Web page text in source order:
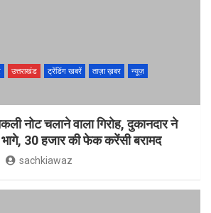
उत्तराखंड ट्रेंडिंग खबरें ताज़ा ख़बर
न्यूज़
नोट चलाने वाला गिरोह, दुकानदार ने
30 हजार की फेक करेंसी बरामद
sachkiawaz